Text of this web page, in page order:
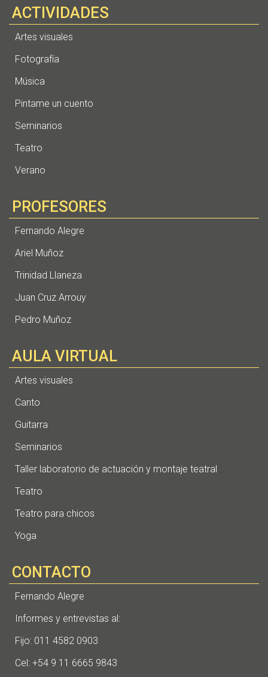
ACTIVIDADES
Artes visuales
Fotografía
Música
Pintame un cuento
Seminarios
Teatro
Verano
PROFESORES
Fernando Alegre
Ariel Muñoz
Trinidad Llaneza
Juan Cruz Arrouy
Pedro Muñoz
AULA VIRTUAL
Artes visuales
Canto
Guitarra
Seminarios
Taller laboratorio de actuación y montaje teatral
Teatro
Teatro para chicos
Yoga
CONTACTO
Fernando Alegre
Informes y entrevistas al:
Fijo: 011 4582 0903
Cel: +54 9 11 6665 9843